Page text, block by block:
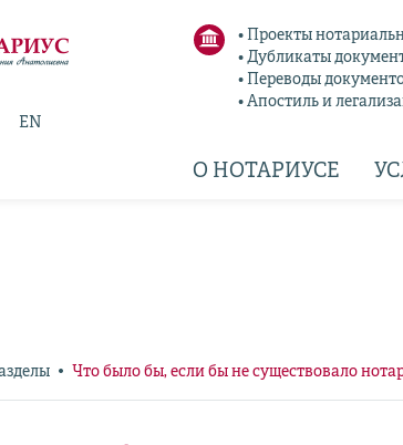
EN
• Проекты
• Дубликаты
• Переводы
• Апостиль и
О НОТАРИУСЕ
Что было бы, если бы не существовало